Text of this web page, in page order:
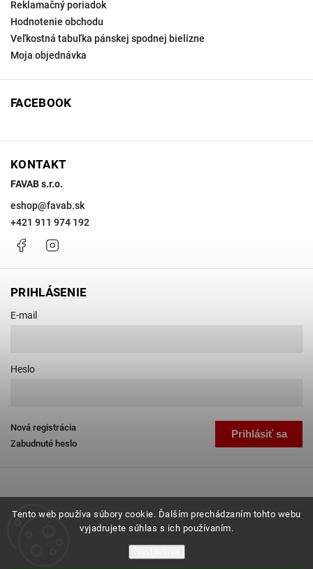
Tento web používa súbory cookie. Ďalším prechádzaním tohto webu
vyjadrujete súhlas s ich používaním.
Reklamačný poriadok
Hodnotenie obchodu
Veľkostná tabuľka pánskej spodnej bielizne
Moja objednávka
FACEBOOK
KONTAKT
FAVAB s.r.o.
eshop@favab.sk
+421 911 974 192
Facebook
PRIHLÁSENIE
E-mail
Heslo
Prihlásiť sa
Nová registrácia
Zabudnuté heslo
Favab.sk. Všetky práva vyhradené.
Grafický návrh vytvořil a nakódoval